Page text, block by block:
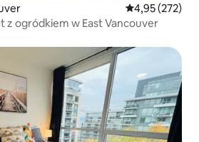
Średnia
4,95 (272)
z ogródkiem w East Vancouver